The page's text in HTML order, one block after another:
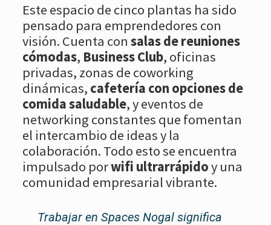
Este espacio de cinco plantas ha sido
pensado para emprendedores con
visión. Cuenta con salas de reuniones
cómodas, Business Club, oficinas
privadas, zonas de coworking
dinámicas, cafetería con opciones de
comida saludable, y eventos de
networking constantes que fomentan
el intercambio de ideas y la
colaboración. Todo esto se encuentra
impulsado porwifi ultrarrápidoy una
comunidad empresarial vibrante.
Trabajar en Spaces Nogal significa